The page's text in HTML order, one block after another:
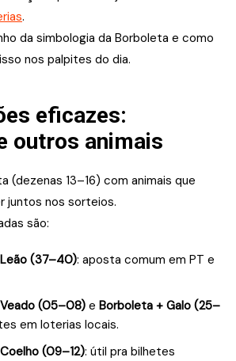
.
da simbologia da Borboleta e como
nos palpites do dia.
eficazes:
outros animais
(dezenas 13–16) com animais que
juntos nos sorteios.
são:
(37–40): aposta comum em PT e
(05–08) e Borboleta + Galo (25–
em loterias locais.
(09–12): útil pra bilhetes